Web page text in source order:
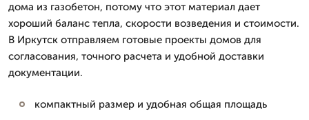
дома из газобетон, потому что этот материал дает
хороший баланс тепла, скорости возведения и стоимости.
В Иркутск отправляем готовые проекты домов для
согласования, точного расчета и удобной доставки
документации.
компактный размер и удобная общая площадь